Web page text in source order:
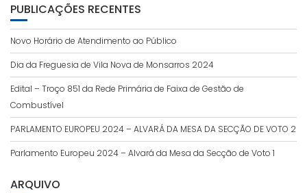
PUBLICAÇÕES RECENTES
Novo Horário de Atendimento ao Público
Dia da Freguesia de Vila Nova de Monsarros 2024
Edital – Troço 851 da Rede Primária de Faixa de Gestão de
Combustível
PARLAMENTO EUROPEU 2024 – ALVARÁ DA MESA DA SECÇÃO DE VOTO 2
Parlamento Europeu 2024 – Alvará da Mesa da Secção de Voto 1
ARQUIVO